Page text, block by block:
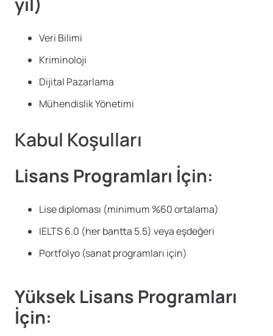
Veri Bilimi
Kriminoloji
Dijital Pazarlama
Mühendislik Yönetimi
Kabul Koşulları
Lisans Programları İçin:
Lise diploması (minimum %60 ortalama)
IELTS 6.0 (her bantta 5.5) veya eşdeğeri
Portfolyo (sanat programları için)
Yüksek Lisans Programları
İçin: